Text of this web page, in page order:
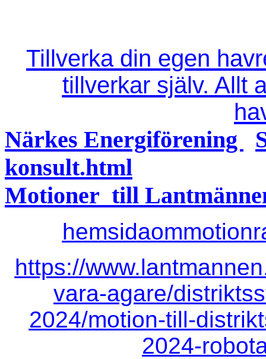
Tillverka din egen
tillverkar själv. Allt
Närkes Energiförening
konsult.html
Motioner till
https://
vara-agare/
2024/motion-till-
2024-